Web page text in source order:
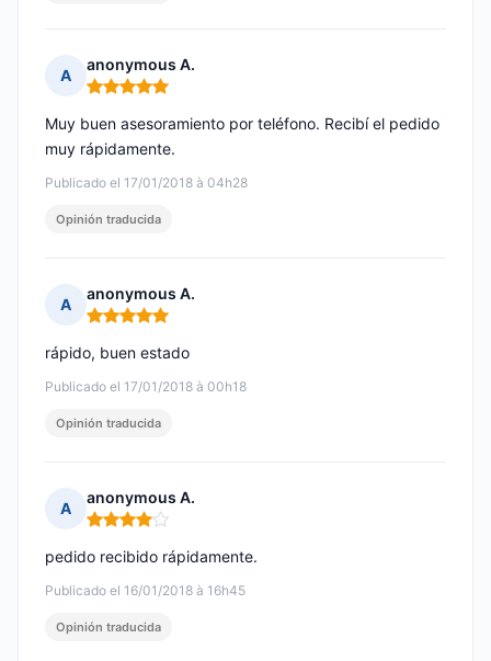
A
anonymous A.
Nota: 5 de 5
Publicado el 17/01/2018 à 04h28
Muy buen asesoramiento por teléfono. Recibí el pedido
muy rápidamente.
Opinión traducida
A
anonymous A.
Nota: 5 de 5
Publicado el 17/01/2018 à 00h18
rápido, buen estado
Opinión traducida
A
anonymous A.
Nota: 4 de 5
Publicado el 16/01/2018 à 16h45
pedido recibido rápidamente.
Opinión traducida